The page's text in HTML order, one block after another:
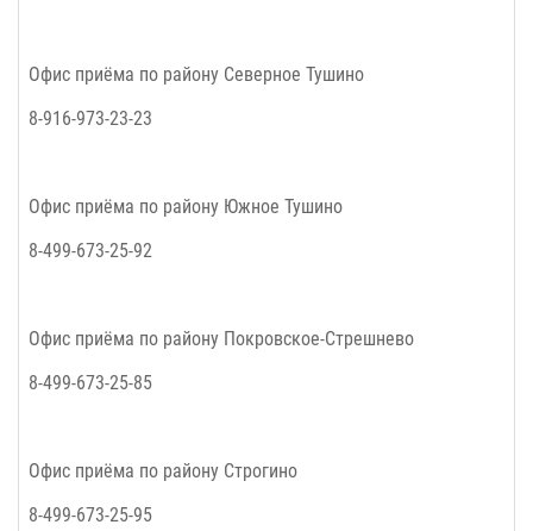
Офис приёма по району Северное Тушино
8-916-973-23-23
Офис приёма по району Южное Тушино
8-499-673-25-92
Офис приёма по району Покровское-Стрешнево
8-499-673-25-85
Офис приёма по району Строгино
8-499-673-25-95